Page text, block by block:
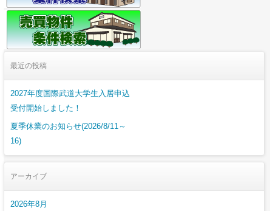
最近の投稿
2027年度国際武道大学生入居申込
受付開始しました！
夏季休業のお知らせ(2026/8/11～
16)
アーカイブ
2026年8月